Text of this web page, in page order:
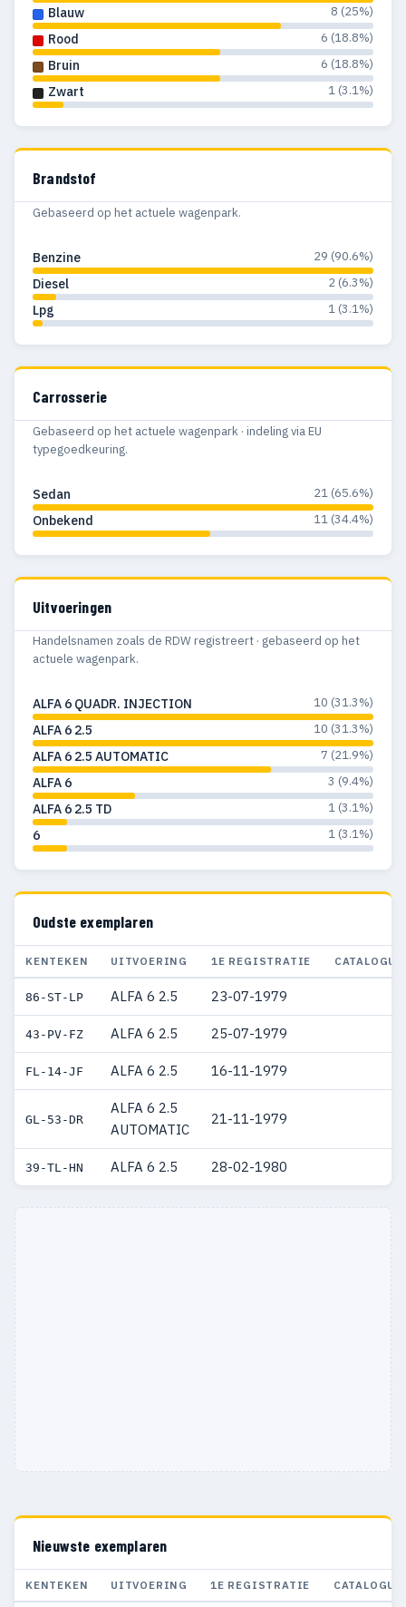
Blauw 8 (25%)
Rood 6 (18.8%)
Bruin 6 (18.8%)
Zwart 1 (3.1%)
Brandstof
Gebaseerd op het actuele wagenpark.
Benzine 29 (90.6%)
Diesel 2 (6.3%)
Lpg 1 (3.1%)
Carrosserie
Gebaseerd op het actuele wagenpark · indeling via EU
typegoedkeuring.
Sedan 21 (65.6%)
Onbekend 11 (34.4%)
Uitvoeringen
Handelsnamen zoals de RDW registreert · gebaseerd op het
actuele wagenpark.
ALFA 6 QUADR. INJECTION 10 (31.3%)
ALFA 6 2.5 10 (31.3%)
ALFA 6 2.5 AUTOMATIC 7 (21.9%)
ALFA 6 3 (9.4%)
ALFA 6 2.5 TD 1 (3.1%)
6 1 (3.1%)
Oudste exemplaren
KENTEKEN UITVOERING 1E REGISTRATIE
86-ST-LP ALFA 6 2.5 23-07-1979
43-PV-FZ ALFA 6 2.5 25-07-1979
FL-14-JF ALFA 6 2.5 16-11-1979
GL-53-DR
ALFA 6 2.5
AUTOMATIC
21-11-1979
39-TL-HN ALFA 6 2.5 28-02-1980
Nieuwste exemplaren
KENTEKEN UITVOERING 1E REGISTRATIE